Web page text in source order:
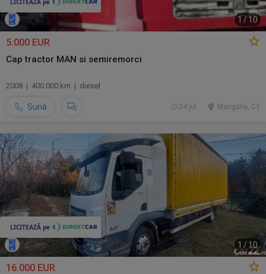
1 /10
5.000 EUR
Cap tractor MAN si semiremorci
2008 | 400.000 km | diesel
Sună Mangalia, CT
24 jul.
1 /10
16.000 EUR